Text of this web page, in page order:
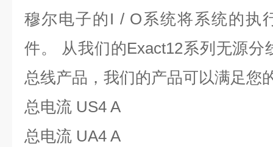
穆尔电子的I / O系统将系统的执
件。 从我们的Exact12系列无源分
总线产品，我们的产品可以满足您
总电流 US4 A
总电流 UA4 A